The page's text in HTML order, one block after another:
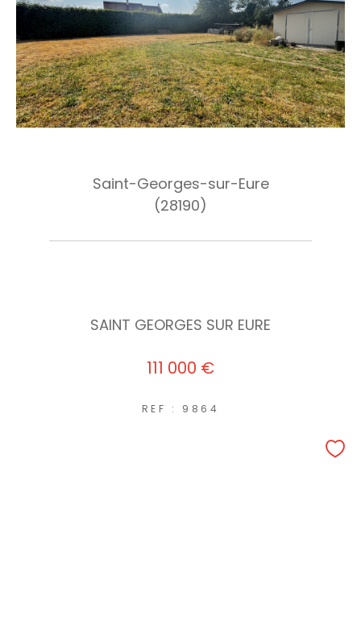
Saint-Georges-sur-Eure
(28190)
SAINT GEORGES SUR EURE
111 000 €
REF : 9864